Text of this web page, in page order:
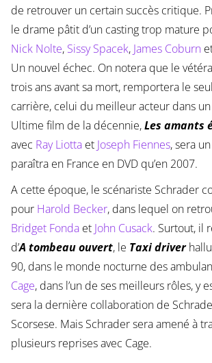
de retrouver un certain succès critique.
le drame pâtit d’un casting trop mature
Nick Nolte, Sissy Spacek, James Coburn
Un nouvel échec. On notera que le
trois ans avant sa mort, remportera le
carrière, celui du meilleur acteur dans
Ultime film de la décennie,Les amants
avec Ray Liottaet Joseph Fiennes, sera
paraîtra en France en DVD qu’en 2007.
A cette époque, le scénariste Schrader
pour Harold Becker, dans lequel on
Bridget Fondaet John Cusack. Surtout, il
d’A tombeau ouvert, le Taxi driver
90, dans le monde nocturne des
Cage, dans l’un de ses meilleurs rôles, y
sera la dernière collaboration de
Scorsese. Mais Schrader sera amené à
plusieurs reprises avec Cage.